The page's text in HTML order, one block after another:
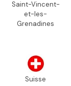
Saint-Vincent-
et-les-
Grenadines
Suisse